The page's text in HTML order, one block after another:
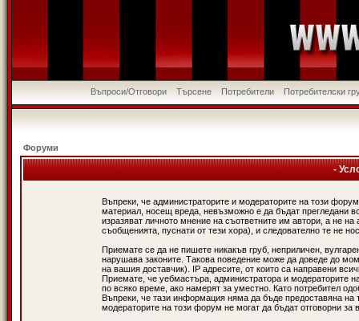
Въпроси/Отговори Търсене Потребители Потребителски
Форуми
-
Въпреки, че администраторите и модераторите на този
материал, носещ вреда, невъзможно е да бъдат прегледани
изразяват личното мнение на съответните им автори, а не
съобщенията, пуснати от тези хора), и следователно те не
Приемате се да не пишете никакъв груб, неприличен,
нарушава законите. Такова поведение може да доведе до
на вашия доставчик). IP адресите, от които са направени
Приемате, че уебмастъра, администратора и модераторите
по всяко време, ако намерят за уместно. Като потребител
Въпреки, че тази информация няма да бъде предоставяна
модераторите на този форум не могат да бъдат отговорни за